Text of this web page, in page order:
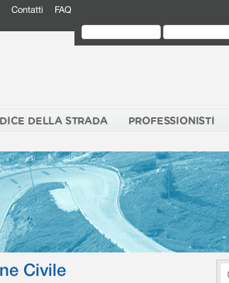
Contatti FAQ
DELLA STRADA PROFESSIONISTI
Civile